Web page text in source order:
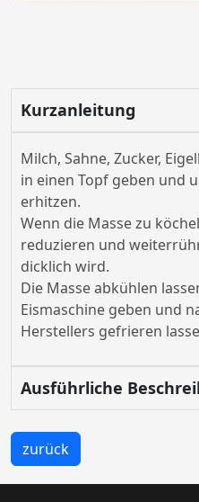
Kurzanleitung
Milch, Sahne, Zucker,
in einen Topf geben und
erhitzen.
Wenn die Masse zu
reduzieren und
dicklich wird.
Die Masse abkühlen
Eismaschine geben und
Herstellers gefrieren
Ausführliche
zurück